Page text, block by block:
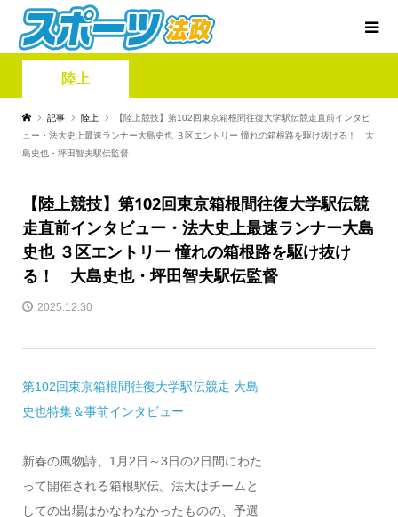
陸上
記事 陸上
【陸上競技】第102回東京箱根間往復大学駅伝競走直前インタビ
ュー・法大史上最速ランナー大島史也 ３区エントリー 憧れの箱根路を駆け抜ける！ 大
島史也・坪田智夫駅伝監督
【陸上競技】第102回東京箱根間往復大学駅伝競
走直前インタビュー・法大史上最速ランナー大島
史也 ３区エントリー 憧れの箱根路を駆け抜け
る！ 大島史也・坪田智夫駅伝監督
2025.12.30
第102回東京箱根間往復大学駅伝競走 大島
史也特集＆事前インタビュー
新春の風物詩、1月2日～3日の2日間にわた
って開催される箱根駅伝。法大はチームと
しての出場はかなわなかったものの、予選